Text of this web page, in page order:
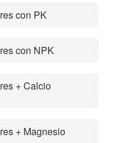
con PK
con NPK
+ Calcio
+ Magnesio